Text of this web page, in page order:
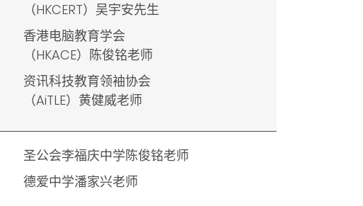
（HKCERT）吴宇安先生
香港电脑教育学会
（HKACE）陈俊铭老师
资讯科技教育领袖协会
（AiTLE）黄健威老师
圣公会李福庆中学陈俊铭老师
德爱中学潘家兴老师